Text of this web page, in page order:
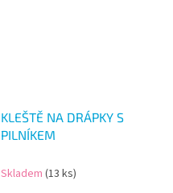
KLEŠTĚ NA DRÁPKY S
PILNÍKEM
Skladem (13 ks)